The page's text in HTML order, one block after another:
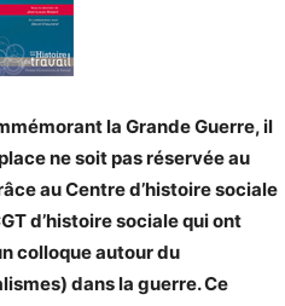
la Grande Guerre, il
ne soit pas réservée au
au Centre d’histoire sociale
d’histoire sociale qui ont
colloque autour du
dans la guerre. Ce